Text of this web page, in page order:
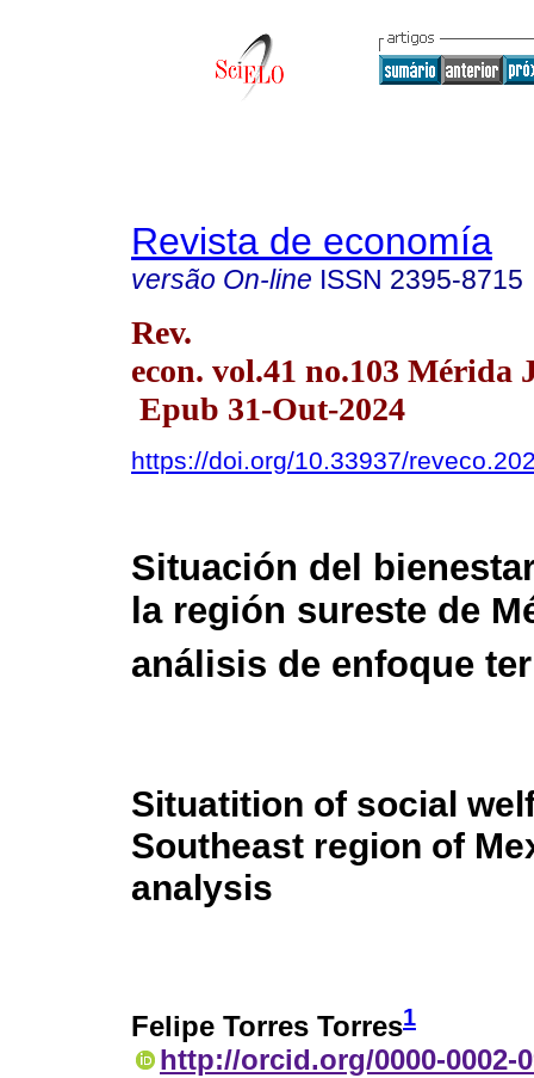
Revista de economía
versão On-line ISSN 2395-8715
Rev.
econ. vol.41 no.103 Mérida
Epub 31-Out-2024
https://doi.org/10.33937/
Situación del
la región sureste de
análisis de enfoque
Situatition of social
Southeast region of
analysis
Felipe Torres Torres1
http://orcid.org/0000-0002-